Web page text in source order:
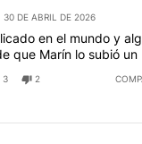
30 DE ABRIL DE 2026
en el mundo y
que Marín lo subió un
3 2